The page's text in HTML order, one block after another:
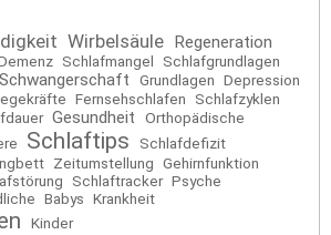
Wirbelsäule Regeneration
Schlafmangel Schlafgrundlagen
Schwangerschaft Grundlagen Depression
Fernsehschlafen
Schlafzyklen
Gesundheit
Orthopädische
Schlaftips
Schlafdefizit
Zeitumstellung Gehirnfunktion
Schlaftracker Psyche
Babys Krankheit
Kinder